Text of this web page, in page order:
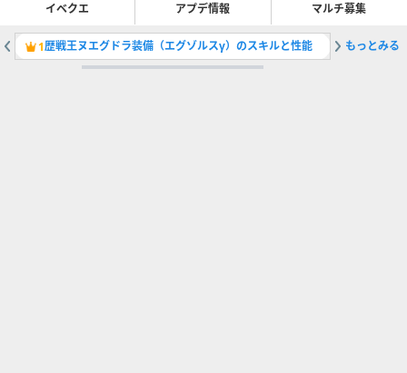
イベクエ アプデ情報 マルチ募集
1歴戦王ヌエグドラ装備（エグゾルスγ）のスキルと性能 2太刀の
もっとみる